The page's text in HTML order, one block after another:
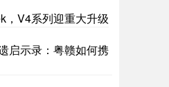
，V4系列迎重大升级
启示录：粤赣如何携